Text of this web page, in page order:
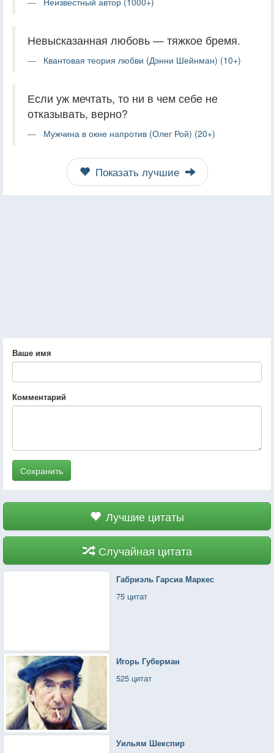
Невысказанная любовь — тяжкое бремя.
Квантовая теория любви (Дэнни Шейнман) (10+)
Если уж мечтать, то ни в чем себе не
отказывать, верно?
Мужчина в окне напротив (Олег Рой) (20+)
Показать лучшие
Ваше имя
Комментарий
Сохранить
Лучшие цитаты
Случайная цитата
Габриэль Гарсиа Маркес
75 цитат
Игорь Губерман
525 цитат
Уильям Шекспир